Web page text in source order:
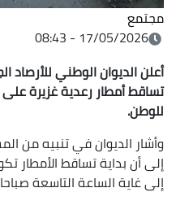
مجتمع
17/05/2026 - 08:43
أعلن الديوان الوطني للأرصاد
تساقط أمطار رعدية غزيرة على
للوطن.
وأشار الديوان في تنبيه من
إلى أن بداية تساقط الأمطار
إلى غاية الساعة التاسعة صباحا.